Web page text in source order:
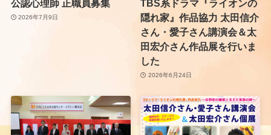
公認心理師 正職員募集
2026年7月9日
TBS系ドラマ『ライオンの
隠れ家』作品協力 太田信介
さん・愛子さん講演会＆太
田宏介さん作品展を行いま
した
2026年6月24日